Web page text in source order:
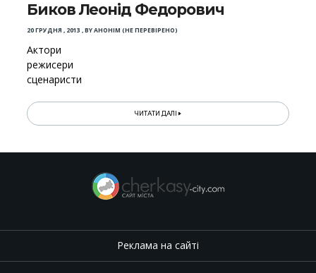
Биков Леонід Федорович
20 ГРУДНЯ , 2013 ,BYАНОНІМ (НЕ ПЕРЕВІРЕНО)
Актори
режисери
сценаристи
ЧИТАТИ ДАЛІ
Реклама на сайті